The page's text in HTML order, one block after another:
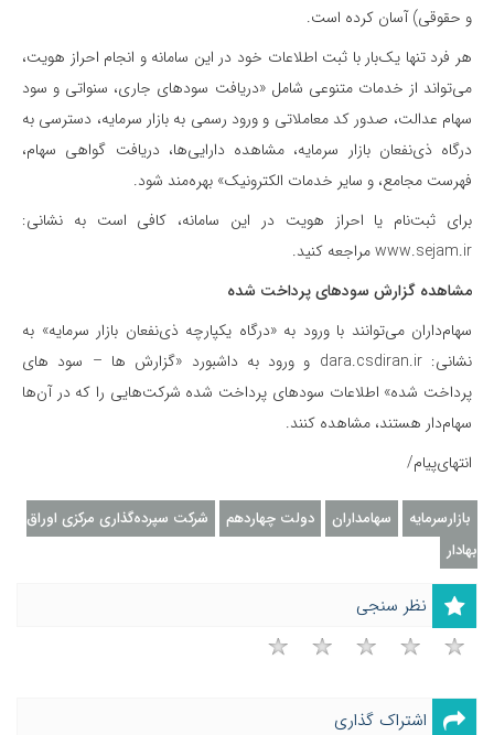
و حقوقی) آسان کرده است.
هر فرد تنها یک‌بار با ثبت اطلاعات خود در این سامانه و انجام احراز هویت،
می‌تواند از خدمات متنوعی شامل «دریافت سودهای جاری، سنواتی و سود
سهام عدالت، صدور کد معاملاتی و ورود رسمی به بازار سرمایه، دسترسی به
درگاه ذی‌نفعان بازار سرمایه، مشاهده دارایی‌ها، دریافت گواهی سهام،
فهرست مجامع، و سایر خدمات الکترونیک» بهره‌مند شود.
برای ثبت‌نام یا احراز هویت در این سامانه، کافی است به نشانی:
www.sejam.ir مراجعه کنید.
مشاهده گزارش سودهای پرداخت شده
سهام‌داران می‌توانند با ورود به «درگاه یکپارچه ذی‌نفعان بازار سرمایه» به
نشانی: dara.csdiran.ir و ورود به داشبورد «گزارش ها – سود های
پرداخت شده» اطلاعات سودهای پرداخت شده شرکت‌هایی را که در آن‌ها
سهام‌دار هستند، مشاهده کنند.
انتهای‌پیام/
بازارسرمایه سهامداران دولت چهاردهم
شرکت سپرده‌گذاری مرکزی اوراق
بهادار
نظر سنجی
اشتراک گذاری